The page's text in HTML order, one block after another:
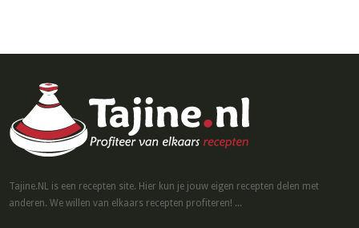
Tajine.NL is een recepten site. Hier kun je jouw eigen recepten delen met
anderen. We willen van elkaars recepten profiteren! ...